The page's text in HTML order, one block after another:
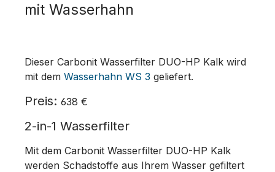
mit Wasserhahn
Dieser Carbonit Wasserfilter DUO-HP Kalk wird
mit dem Wasserhahn WS 3 geliefert.
Preis: 638 €
2-in-1 Wasserfilter
Mit dem Carbonit Wasserfilter DUO-HP Kalk
werden Schadstoffe aus Ihrem Wasser gefiltert